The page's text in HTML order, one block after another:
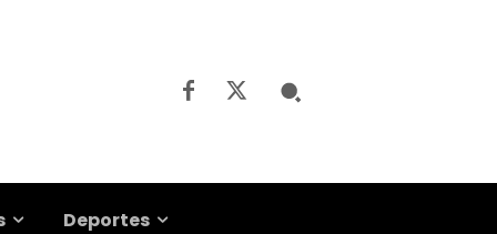
Deportes